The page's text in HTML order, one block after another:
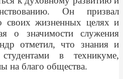
Он призвал
своих жизненных целях и
о значимости служения
отметил, что знания и
в техникуме,
на благо общества.